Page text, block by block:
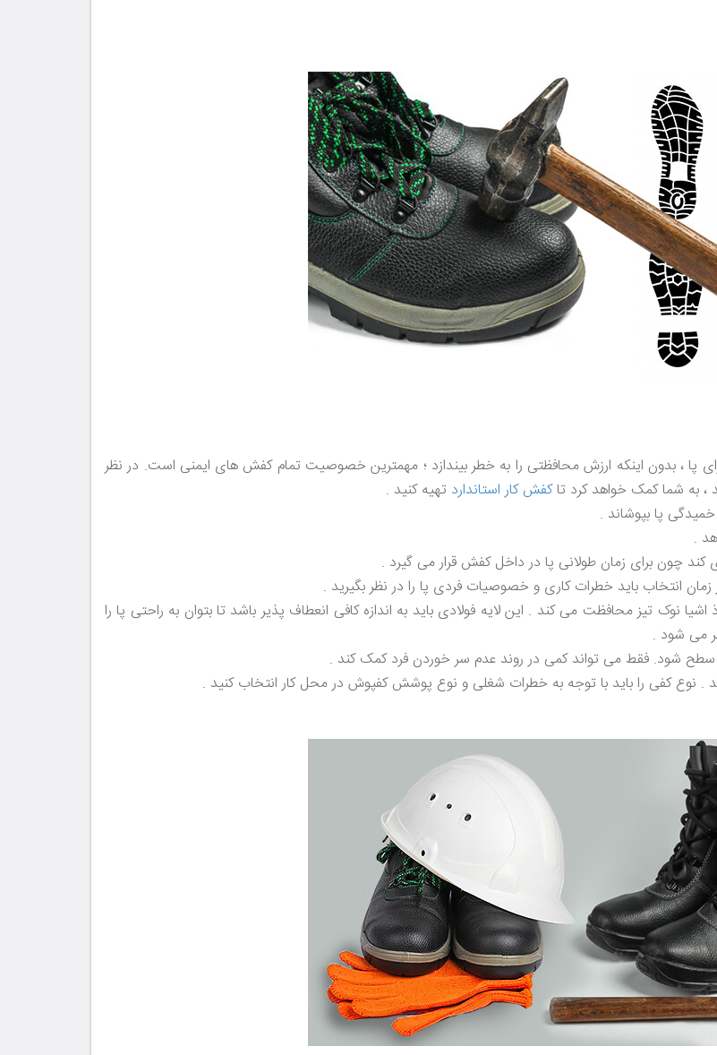
پا ، بدون اینکه ارزش محافظتی را به خطر بیندازد ؛ مهمترین خصوصیت تمام کفش های ایمنی است. در نظر
، به شما کمک خواهد کرد تاکفش کار استاندارد تهیه کنید .
پا بپوشاند .
.
کند چون برای زمان طولانی پا در داخل کفش قرار می گیرد .
انتخاب باید خطرات کاری و خصوصیات فردی پا را در نظر بگیرید .
نوک تیز محافظت می کند . این لایه فولادی باید به اندازه کافی انعطاف پذیر باشد تا بتوان به راحتی پا را
می شود .
شود. فقط می تواند کمی در روند عدم سر خوردن فرد کمک کند .
نوع کفی را باید با توجه به خطرات شغلی و نوع پوشش کفپوش در محل کار انتخاب کنید .